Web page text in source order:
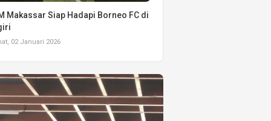
Makassar Siap Hadapi Borneo FC di
02 Januari 2026